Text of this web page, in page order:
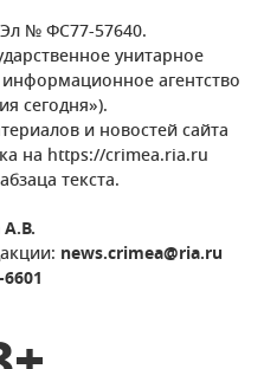
№ ФС77-57640.
унитарное
агентство
сегодня»).
и новостей сайта
на https://crimea.ria.ru
текста.
news.crimea@ria.ru